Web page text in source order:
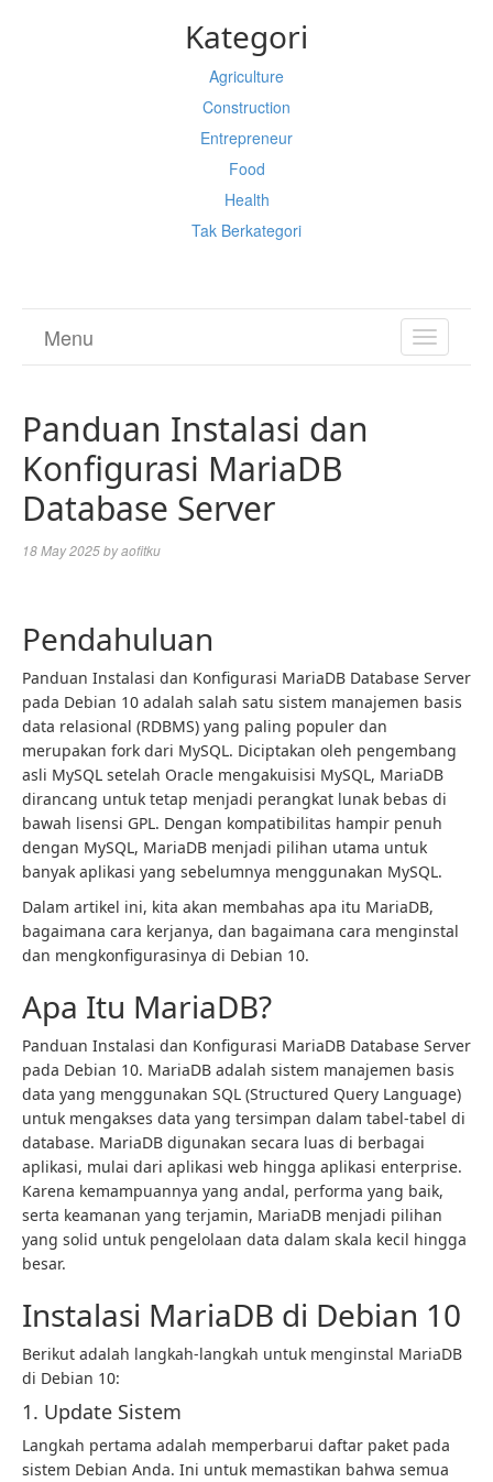
Kategori
Agriculture
Construction
Entrepreneur
Food
Health
Tak Berkategori
TOGGLE
Menu
Panduan Instalasi dan
Konfigurasi MariaDB
Database Server
18 May 2025byaofitku
Pendahuluan
Panduan Instalasi dan Konfigurasi MariaDB Database Server
pada Debian 10 adalah salah satu sistem manajemen basis
data relasional (RDBMS) yang paling populer dan
merupakan fork dari MySQL. Diciptakan oleh pengembang
asli MySQL setelah Oracle mengakuisisi MySQL, MariaDB
dirancang untuk tetap menjadi perangkat lunak bebas di
bawah lisensi GPL. Dengan kompatibilitas hampir penuh
dengan MySQL, MariaDB menjadi pilihan utama untuk
banyak aplikasi yang sebelumnya menggunakan MySQL.
Dalam artikel ini, kita akan membahas apa itu MariaDB,
bagaimana cara kerjanya, dan bagaimana cara menginstal
dan mengkonfigurasinya di Debian 10.
Apa Itu MariaDB?
Panduan Instalasi dan Konfigurasi MariaDB Database Server
pada Debian 10. MariaDB adalah sistem manajemen basis
data yang menggunakan SQL (Structured Query Language)
untuk mengakses data yang tersimpan dalam tabel-tabel di
database. MariaDB digunakan secara luas di berbagai
aplikasi, mulai dari aplikasi web hingga aplikasi enterprise.
Karena kemampuannya yang andal, performa yang baik,
serta keamanan yang terjamin, MariaDB menjadi pilihan
yang solid untuk pengelolaan data dalam skala kecil hingga
besar.
Instalasi MariaDB di Debian 10
Berikut adalah langkah-langkah untuk menginstal MariaDB
di Debian 10:
1. Update Sistem
Langkah pertama adalah memperbarui daftar paket pada
sistem Debian Anda. Ini untuk memastikan bahwa semua